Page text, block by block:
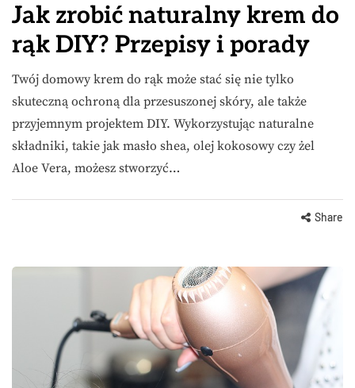
Jak zrobić naturalny krem do
rąk DIY? Przepisy i porady
Twój domowy krem do rąk może stać się nie tylko
skuteczną ochroną dla przesuszonej skóry, ale także
przyjemnym projektem DIY. Wykorzystując naturalne
składniki, takie jak masło shea, olej kokosowy czy żel
Aloe Vera, możesz stworzyć…
Share